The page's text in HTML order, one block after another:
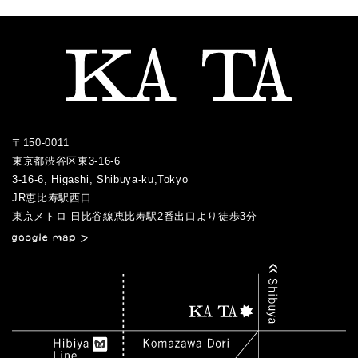
2022.01
2021.02
2021.01
2020.01
2019.01
2018.06
2018.04
2018.03
2017.07
2017.06
2017.05
2017.04
2017.01
2016.04
2016.03
2016.02
2015.08
2015.07
〒150-0011
東京都渋谷区東3-16-6
3-16-6, Higashi, Shibuya-ku,Tokyo
JR恵比寿駅西口
／
東京メトロ 日比谷線恵比寿駅2番出口より徒歩3分